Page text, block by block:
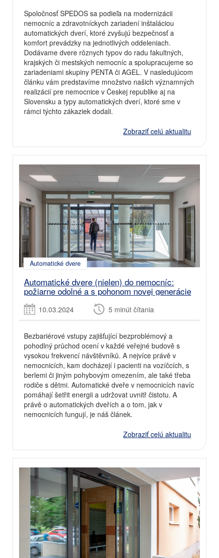
Spoločnosť SPEDOS sa podieľa na modernizácii
nemocníc a zdravotníckych zariadení inštaláciou
automatických dverí, ktoré zvyšujú bezpečnosť a
komfort prevádzky na jednotlivých oddeleniach.
Dodávame dvere rôznych typov do radu fakultných,
krajských či mestských nemocníc a spolupracujeme so
zariadeniami skupiny PENTA či AGEL. V nasledujúcom
článku vám predstavíme množstvo našich významných
realizácií pre nemocnice v Českej republike aj na
Slovensku a typy automatických dverí, ktoré sme v
rámci týchto zákaziek dodali.
Zobraziť celú aktualitu
Automatické dvere
Automatické dvere (nielen) do nemocníc:
požiarne odolné a s pohonom novej generácie
10.03.2024 5 minút čítania
Bezbariérové vstupy zajišťující bezproblémový a
pohodlný průchod ocení v každé veřejné budově s
vysokou frekvencí návštěvníků. A nejvíce právě v
nemocnicích, kam docházejí i pacienti na vozíčcích, s
berlemi či jiným pohybovým omezením, ale také třeba
rodiče s dětmi. Automatické dveře v nemocnicích navíc
pomáhají šetřit energii a udržovat uvnitř čistotu. A
právě o automatických dveřích a o tom, jak v
nemocnicích fungují, je náš článek.
Zobraziť celú aktualitu